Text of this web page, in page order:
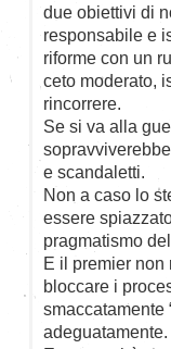
due obiettivi di
responsabile e
riforme con un
ceto moderato,
rincorrere.
Se si va alla
e scandaletti.
Non a caso lo
essere
pragmatismo
E il premier non
bloccare i
smaccatamente
adeguatamente.